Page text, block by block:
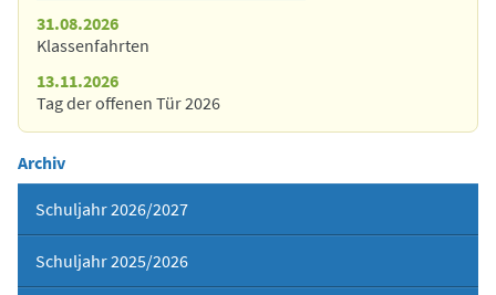
31.08.2026
Klassenfahrten
13.11.2026
Tag der offenen Tür 2026
Archiv
Schuljahr 2026/2027
Schuljahr 2025/2026